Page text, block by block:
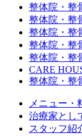
整体院・整
整体院・整
整体院・整
整体院・整
整体院・整
CARE
整体院・整
メニュー・
治療家とし
スタッフ紹